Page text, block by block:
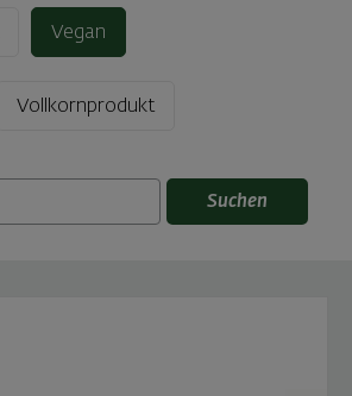
Vegan
Vollkornprodukt
Suchen